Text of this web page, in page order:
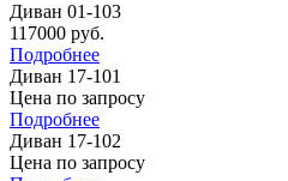
Диван 01-103
117000 руб.
Подробнее
Диван 17-101
Цена по запросу
Подробнее
Диван 17-102
Цена по запросу